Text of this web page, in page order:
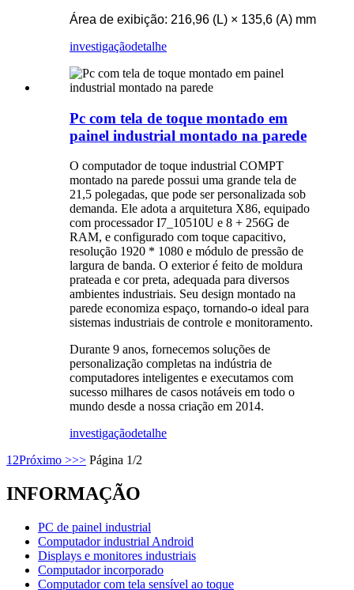
Área de exibição: 216,96 (L) × 135,6 (A) mm
investigaçãodetalhe
Pc com tela de toque montado em
painel industrial montado na parede
O computador de toque industrial COMPT
montado na parede possui uma grande tela de
21,5 polegadas, que pode ser personalizada sob
demanda. Ele adota a arquitetura X86, equipado
com processador I7_10510U e 8 + 256G de
RAM, e configurado com toque capacitivo,
resolução 1920 * 1080 e módulo de pressão de
largura de banda. O exterior é feito de moldura
prateada e cor preta, adequada para diversos
ambientes industriais. Seu design montado na
parede economiza espaço, tornando-o ideal para
sistemas industriais de controle e monitoramento.
Durante 9 anos, fornecemos soluções de
personalização completas na indústria de
computadores inteligentes e executamos com
sucesso milhares de casos notáveis ​​em todo o
mundo desde a nossa criação em 2014.
investigaçãodetalhe
1 2Próximo >>> Página 1/2
INFORMAÇÃO
PC de painel industrial
Computador industrial Android
Displays e monitores industriais
Computador incorporado
Computador com tela sensível ao toque